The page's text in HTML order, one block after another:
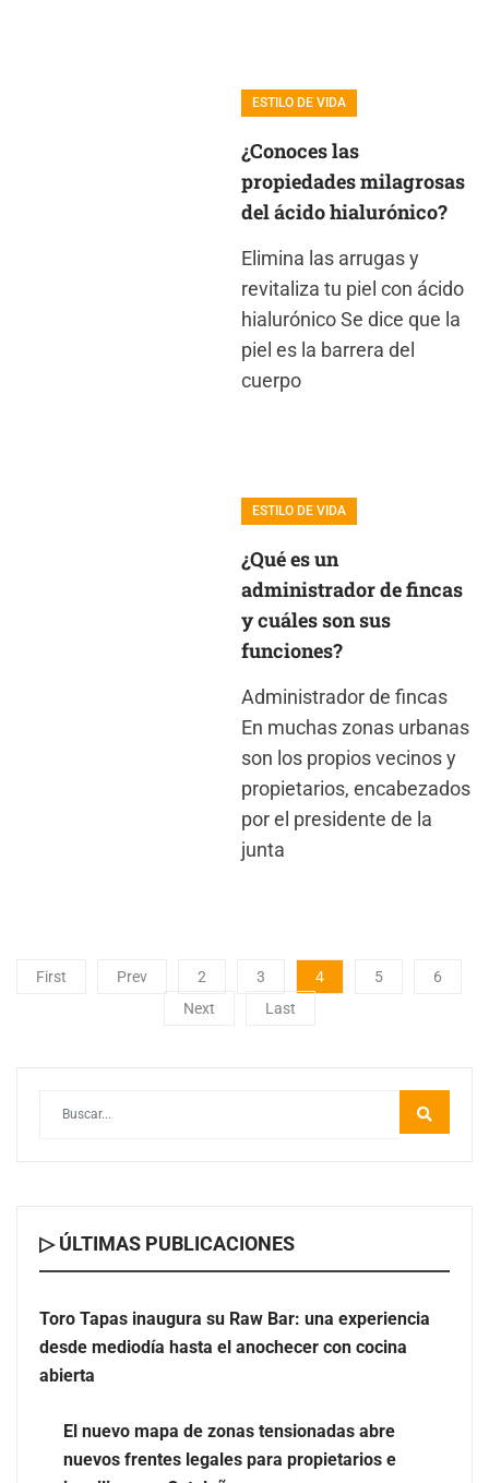
ESTILO DE VIDA
¿Conoces las
propiedades milagrosas
del ácido hialurónico?
Elimina las arrugas y
revitaliza tu piel con ácido
hialurónico Se dice que la
piel es la barrera del
cuerpo
ESTILO DE VIDA
¿Qué es un
administrador de fincas
y cuáles son sus
funciones?
Administrador de fincas
En muchas zonas urbanas
son los propios vecinos y
propietarios, encabezados
por el presidente de la
junta
First Prev 2 3 4 5
6
Next
Last
▷ ÚLTIMAS PUBLICACIONES
Toro Tapas inaugura su Raw Bar: una experiencia
desde mediodía hasta el anochecer con cocina
abierta
El nuevo mapa de zonas tensionadas abre
nuevos frentes legales para propietarios e